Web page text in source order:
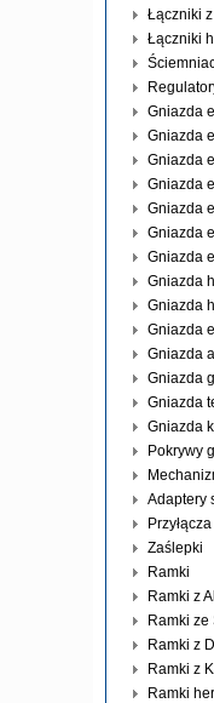
Łączniki
Łączniki
Gniazda
Gniazda
Gniazda
Gniazda
Gniazda
Gniazda
Gniazda
Gniazda
Gniazda
Gniazda
Gniazda
Gniazda
Gniazda
Gniazda
Pokrywy
Adaptery
Zaślepki
Ramki
Ramki z
Ramki ze
Ramki z
Ramki z
Ramki